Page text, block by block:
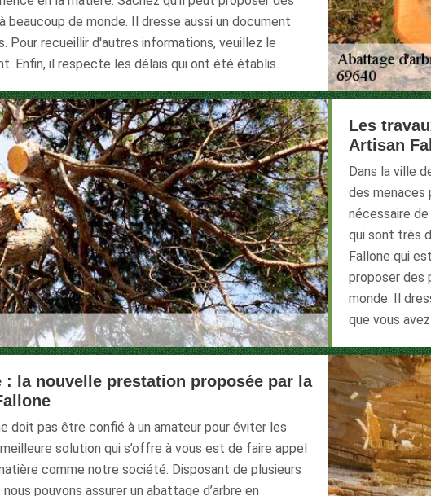
beaucoup de monde. Il dresse aussi un document
Pour recueillir d'autres informations, veuillez le
Enfin, il respecte les délais qui ont été établis.
Les
Artisan
Dans la ville
des menaces
nécessaire
qui sont très
Fallone qui
proposer des
monde. Il
que vous
: la nouvelle prestation proposée par la
doit pas être confié à un amateur pour éviter les
solution qui s’offre à vous est de faire appel
comme notre société. Disposant de plusieurs
pouvons assurer un abattage d’arbre en